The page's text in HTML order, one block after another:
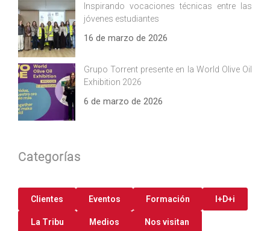
Inspirando vocaciones técnicas entre las
jóvenes estudiantes
16 de marzo de 2026
Grupo Torrent presente en la World Olive Oil
Exhibition 2026
6 de marzo de 2026
Categorías
Clientes Eventos Formación I+D+i
La Tribu Medios Nos visitan